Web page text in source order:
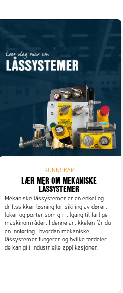
Add as new cart row
KUNNSKAP
LÆR MER OM MEKANISKE
LÅSSYSTEMER
Mekaniske låssystemer er en enkel og
driftssikker løsning for sikring av dører,
luker og porter som gir tilgang til farlige
maskinområder. I denne artikkelen får du
en innføring i hvordan mekaniske
låssystemer fungerer og hvilke fordeler
de kan gi i industrielle applikasjoner.